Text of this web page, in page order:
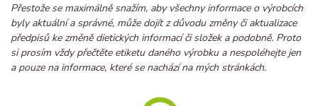
Přestože se maximálně snažím, aby všechny informace o výrobcích
byly aktuální a správné, může dojít z důvodu změny či aktualizace
předpisů ke změně dietických informací či složek a podobně. Proto
si prosím vždy přečtěte etiketu daného výrobku a nespoléhejte jen
a pouze na informace, které se nachází na mých stránkách.